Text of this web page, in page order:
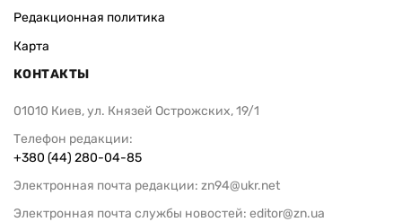
Редакционная политика
Карта
КОНТАКТЫ
01010 Киев, ул. Князей Острожских, 19/1
Телефон редакции:
+380 (44) 280-04-85
Электронная почта редакции: zn94@ukr.net
Электронная почта службы новостей: editor@zn.ua